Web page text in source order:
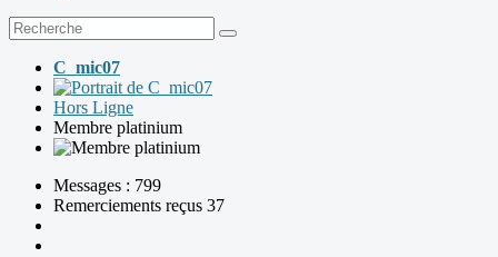
C_mic07
Hors Ligne
Membre platinium
Messages : 799
Remerciements reçus 37